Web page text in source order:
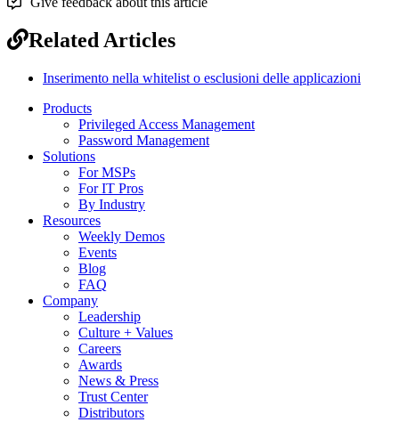
Related Articles
Inserimento nella whitelist o esclusioni delle applicazioni
Products
Privileged Access Management
Password Management
Solutions
For MSPs
For IT Pros
By Industry
Resources
Weekly Demos
Events
Blog
FAQ
Company
Leadership
Culture + Values
Careers
Awards
News & Press
Trust Center
Distributors